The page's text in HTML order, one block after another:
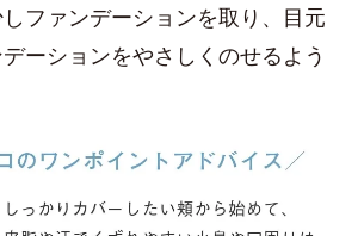
ファンデーションを取り、目元
ーションをやさしくのせるよう